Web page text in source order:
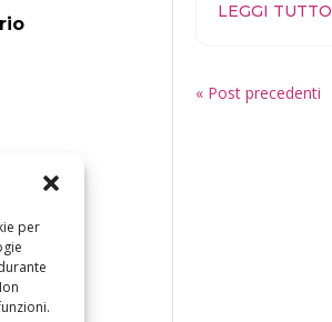
per
LEGGI TUTTO
« Post precedenti